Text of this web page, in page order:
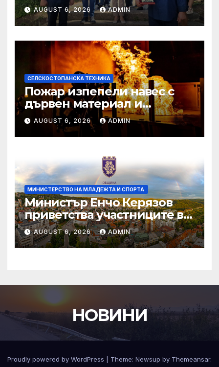
AUGUST 6, 2026 ADMIN
СЕЛСКОСТОПАНСКА ТЕХНИКА
Пожар изпепели навес с
дървен материал и
земеделска техника
AUGUST 6, 2026 ADMIN
МИНИСТЕРСТВО НА МЛАДЕЖТА И СПОРТА
Министър Енчо Керязов
приветства участниците в
Световното първенство по
гребане до 19 години в
Пловдив
AUGUST 6, 2026 ADMIN
НОВИНИ
Proudly powered by WordPress Theme: Newsup by Themeansar.